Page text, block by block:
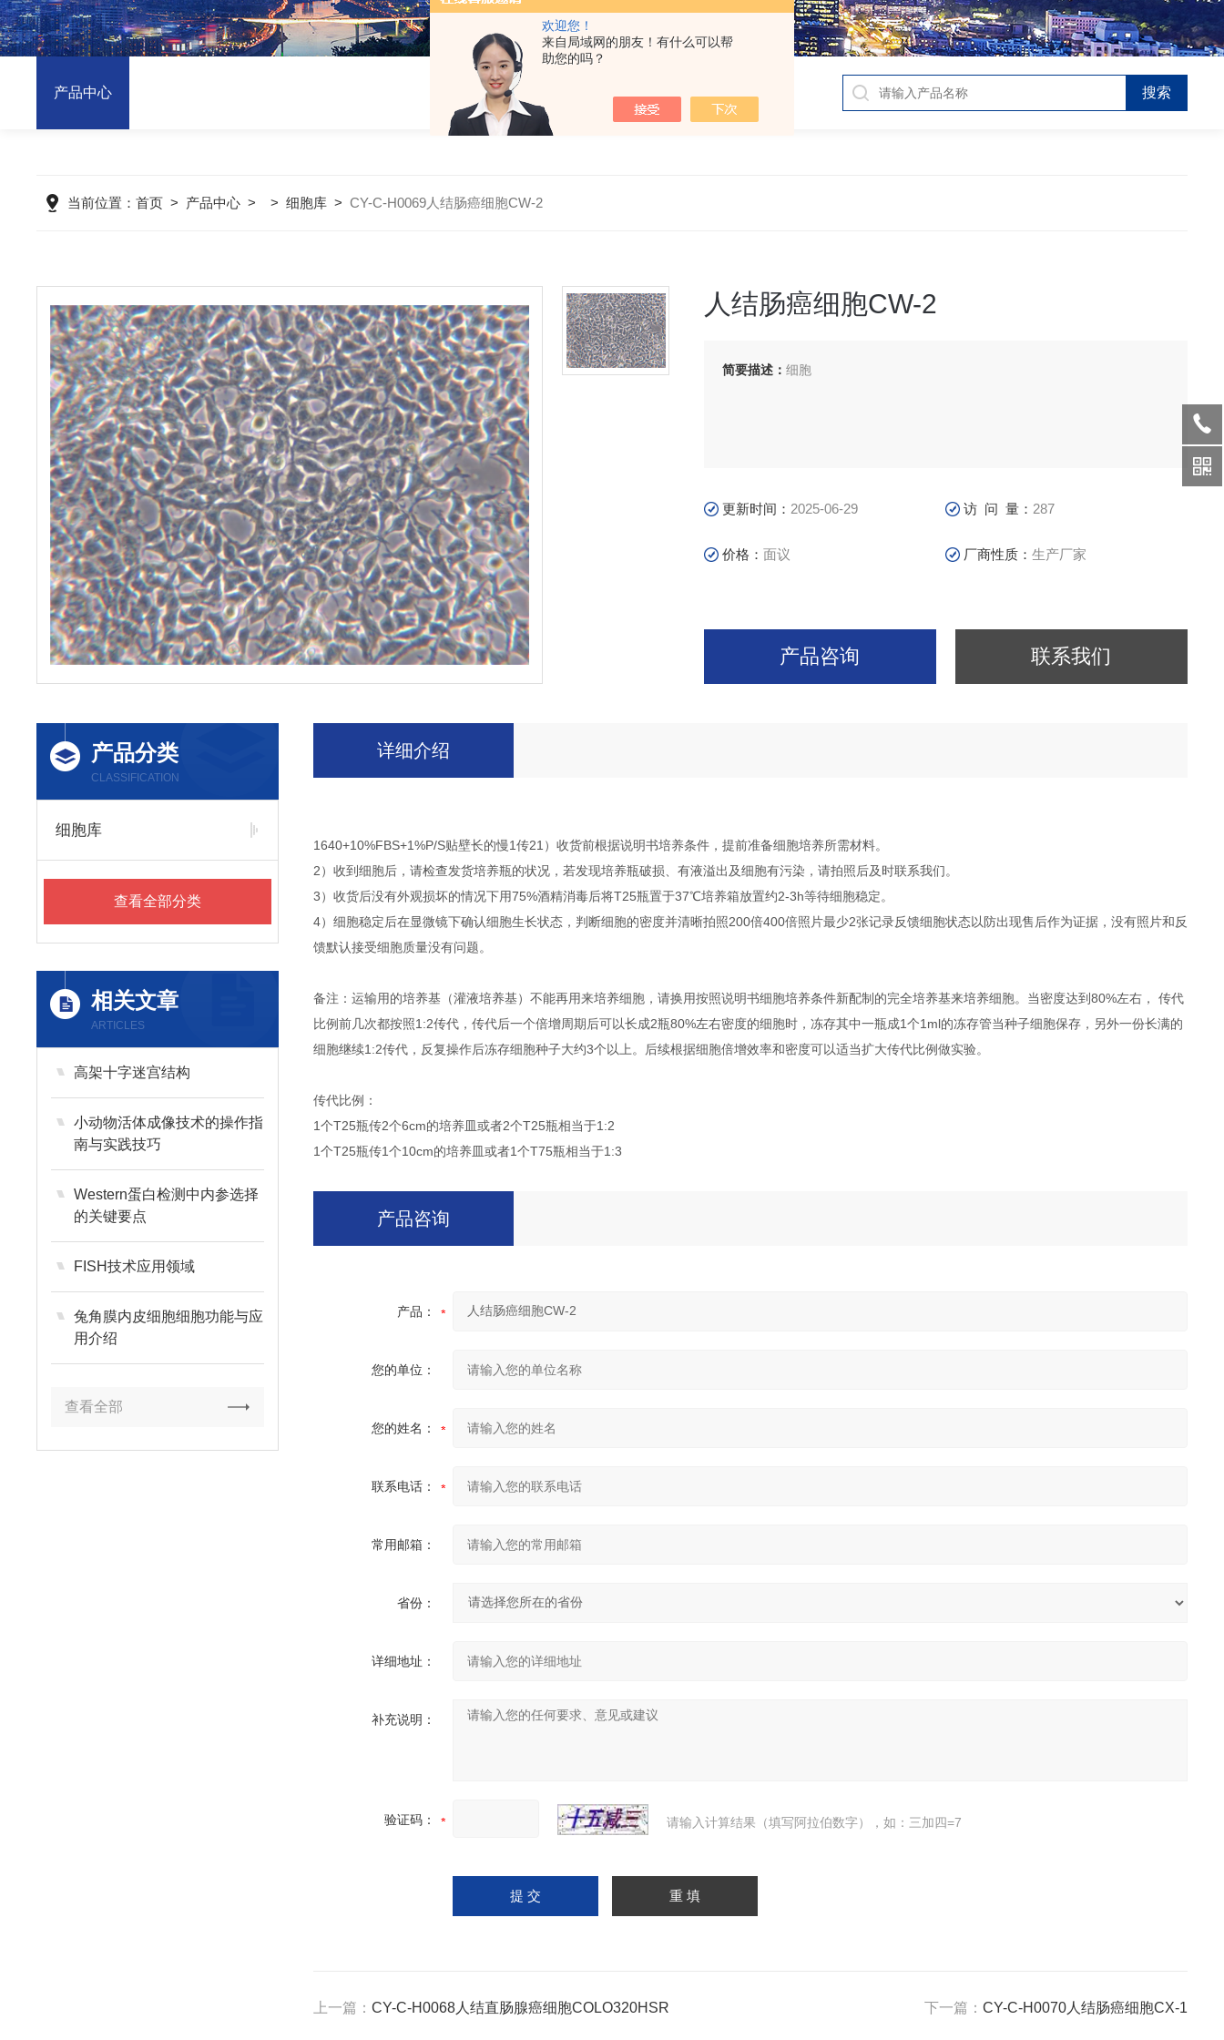
欢迎您！
来自局域网的朋友！有什么可以帮
助您的吗？
产品中心
当前位置：首页 > 产品中心 > >细胞库 >CY-C-H0069人结肠癌细胞CW-2
人结肠癌细胞CW-2
简要描述：细胞
更新时间： 2025-06-29 访 问 量： 287
价格：面议 厂商性质：生产厂家
产品咨询 联系我们
产品分类
CLASSIFICATION
细胞库
查看全部分类
相关文章
ARTICLES
高架十字迷宫结构
小动物活体成像技术的操作指
南与实践技巧
Western蛋白检测中内参选择
的关键要点
FISH技术应用领域
兔角膜内皮细胞细胞功能与应
用介绍
查看全部
详细介绍
1640+10%FBS+1%P/S贴壁长的慢1传21）收货前根据说明书培养条件，提前准备细胞培养所需材料。
2）收到细胞后，请检查发货培养瓶的状况，若发现培养瓶破损、有液溢出及细胞有污染，请拍照后及时联系我们。
3）收货后没有外观损坏的情况下用75%酒精消毒后将T25瓶置于37℃培养箱放置约2-3h等待细胞稳定。
4）细胞稳定后在显微镜下确认细胞生长状态，判断细胞的密度并清晰拍照200倍400倍照片最少2张记录反馈细胞状态以防出现售后作为证据，没有照片和反
馈默认接受细胞质量没有问题。
备注：运输用的培养基（灌液培养基）不能再用来培养细胞，请换用按照说明书细胞培养条件新配制的完全培养基来培养细胞。当密度达到80%左右， 传代
比例前几次都按照1:2传代，传代后一个倍增周期后可以长成2瓶80%左右密度的细胞时，冻存其中一瓶成1个1ml的冻存管当种子细胞保存，另外一份长满的
细胞继续1:2传代，反复操作后冻存细胞种子大约3个以上。后续根据细胞倍增效率和密度可以适当扩大传代比例做实验。
传代比例：
1个T25瓶传2个6cm的培养皿或者2个T25瓶相当于1:2
1个T25瓶传1个10cm的培养皿或者1个T75瓶相当于1:3
产品咨询
产品：
您的单位：
您的姓名：
联系电话：
常用邮箱：
省份：
详细地址：
补充说明：
验证码： 请输入计算结果（填写阿拉伯数字），如：三加四=7
上一篇： CY-C-H0068人结直肠腺癌细胞COLO320HSR 下一篇： CY-C-H0070人结肠癌细胞CX-1